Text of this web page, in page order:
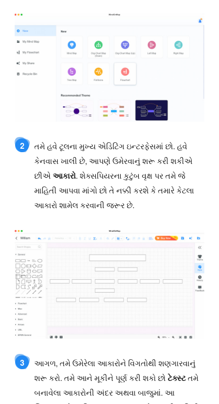
2
તમે હવે ટૂલના મુખ્ય એડિટિંગ ઇન્ટરફેસમાં છો. હવે
કેનવાસ ખાલી છે, આપણે ઉમેરવાનું શરૂ કરી શકીએ
છીએઆકારો. શેક્સપિયરના કુટુંબ વૃક્ષ પર તમે જે
માહિતી આપવા માંગો છો તે નક્કી કરશે કે તમારે કેટલા
આકારો શામેલ કરવાની જરૂર છે.
3
આગળ, તમે ઉમેરેલા આકારોને વિગતોથી શણગારવાનું
શરૂ કરો. તમે આને મૂકીને પૂર્ણ કરી શકો છોટેક્સ્ટતમે
બનાવેલા આકારોની અંદર અથવા બાજુમાં. આ